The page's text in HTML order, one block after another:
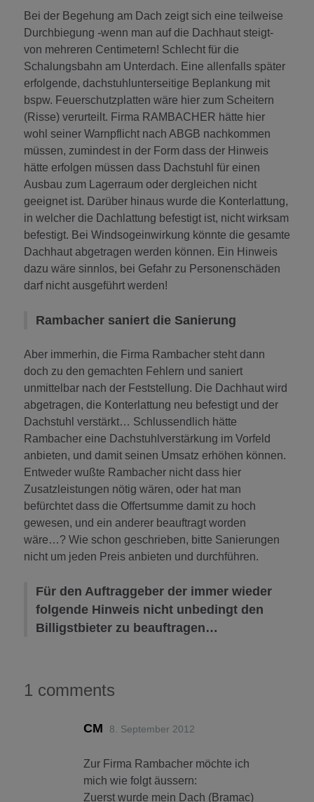
Bei der Begehung am Dach zeigt sich eine teilweise
Durchbiegung -wenn man auf die Dachhaut steigt-
von mehreren Centimetern! Schlecht für die
Schalungsbahn am Unterdach. Eine allenfalls später
erfolgende, dachstuhlunterseitige Beplankung mit
bspw. Feuerschutzplatten wäre hier zum Scheitern
(Risse) verurteilt. Firma RAMBACHER hätte hier
wohl seiner Warnpflicht nach ABGB nachkommen
müssen, zumindest in der Form dass der Hinweis
hätte erfolgen müssen dass Dachstuhl für einen
Ausbau zum Lagerraum oder dergleichen nicht
geeignet ist. Darüber hinaus wurde die Konterlattung,
in welcher die Dachlattung befestigt ist, nicht wirksam
befestigt. Bei Windsogeinwirkung könnte die gesamte
Dachhaut abgetragen werden können. Ein Hinweis
dazu wäre sinnlos, bei Gefahr zu Personenschäden
darf nicht ausgeführt werden!
Rambacher saniert die Sanierung
Aber immerhin, die Firma Rambacher steht dann
doch zu den gemachten Fehlern und saniert
unmittelbar nach der Feststellung. Die Dachhaut wird
abgetragen, die Konterlattung neu befestigt und der
Dachstuhl verstärkt… Schlussendlich hätte
Rambacher eine Dachstuhlverstärkung im Vorfeld
anbieten, und damit seinen Umsatz erhöhen können.
Entweder wußte Rambacher nicht dass hier
Zusatzleistungen nötig wären, oder hat man
befürchtet dass die Offertsumme damit zu hoch
gewesen, und ein anderer beauftragt worden
wäre…? Wie schon geschrieben, bitte Sanierungen
nicht um jeden Preis anbieten und durchführen.
Für den Auftraggeber der immer wieder
folgende Hinweis nicht unbedingt den
Billigstbieter zu beauftragen…
1 comments
CM 8. September 2012
Zur Firma Rambacher möchte ich
mich wie folgt äussern:
Zuerst wurde mein Dach (Bramac)